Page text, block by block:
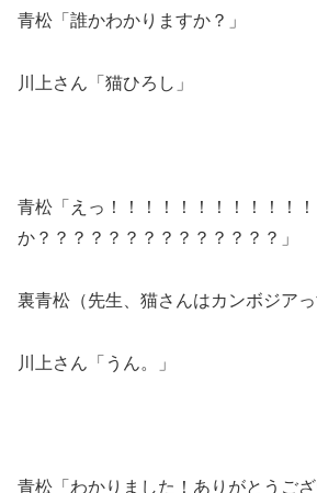
青松「誰かわかりますか？」
川上さん「猫ひろし」
青松「えっ！！！！！！！！！！！
か？？？？？？？？？？？？？？」
裏青松（先生、猫さんはカンボジアっ
川上さん「うん。」
青松「わかりました！ありがとうご